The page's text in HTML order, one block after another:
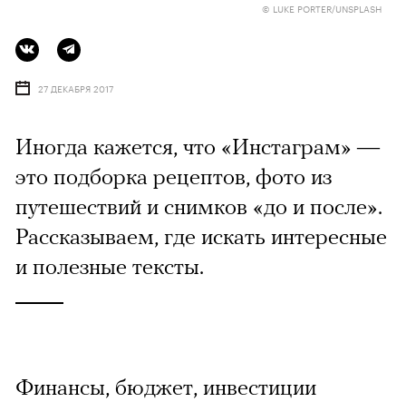
© LUKE PORTER/UNSPLASH
27 ДЕКАБРЯ 2017
Иногда кажется, что «Инстаграм» —
это подборка рецептов, фото из
путешествий и снимков «до и после».
Рассказываем, где искать интересные
и полезные тексты.
Финансы, бюджет, инвестиции